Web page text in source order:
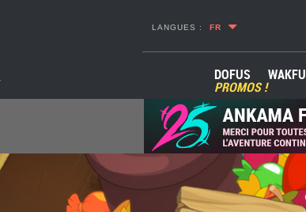
LANGUES : FR
DOFUS WAKFU
PROMOS !